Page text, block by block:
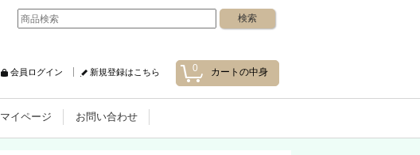
0 カートの中身
会員ログイン 新規登録はこちら
マイページ お問い合わせ